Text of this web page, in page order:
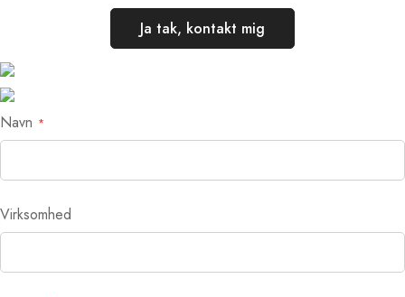
Ja tak, kontakt mig
Navn
Virksomhed